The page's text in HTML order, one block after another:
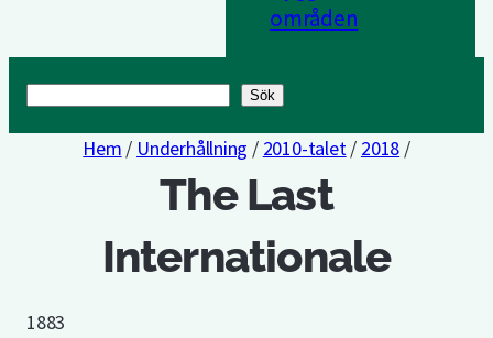
områden
Sök
Hem / Underhållning / 2010-talet/ 2018 /
The Last
Internationale
1883